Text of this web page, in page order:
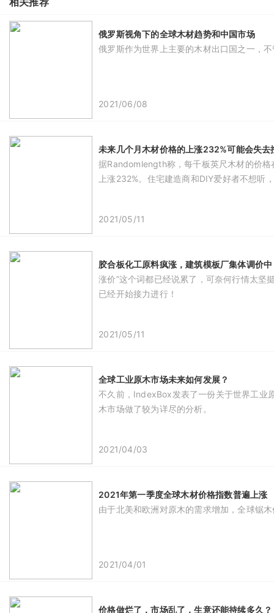
俄罗斯视角下的全球木材趋势和中国市场
俄罗斯作为世界上主要的木材出口国之一，
2021/06/08
未来几个月木材价格的上涨232%可能会失去
据Randomlength称，每千板英尺木材的价
上涨232%。住宅建造商和DIY爱好者不想听
2021/05/11
胶合板化工原料疯涨，建筑模板厂集体调价中
涨价”这个词都已经说累了，可奈何行情太坚
已经开始接力进行！
2021/05/11
全球工业原木市场未来如何发展？
不久前，IndexBox发表了一份关于世界工业
木市场做了较为详尽的分析。
2021/04/03
2021年第一季度全球木材价格指数普遍上涨
由于北美和欧洲对原木的需求增加，全球锯
2021/04/01
价格做烂了，市场乱了，生意还能持续多久？